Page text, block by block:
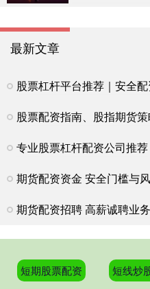
最新文章
股票杠杆平台推荐｜安全
股票配资指南、股指期货
专业股票杠杆配资公司推荐
期货配资资金 安全门槛与
期货配资招聘 高薪诚聘业
短期股票配资 短线炒